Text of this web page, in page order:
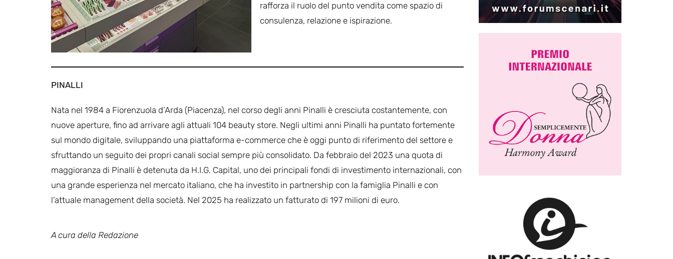
rafforza il ruolo del punto vendita come spazio di
consulenza, relazione e ispirazione.
PINALLI
Nata nel 1984 a Fiorenzuola d’Arda (Piacenza), nel corso degli anni Pinalli è cresciuta costantemente, con
nuove aperture, fino ad arrivare agli attuali 104 beauty store. Negli ultimi anni Pinalli ha puntato fortemente
sul mondo digitale, sviluppando una piattaforma e-commerce che è oggi punto di riferimento del settore e
sfruttando un seguito dei propri canali social sempre più consolidato. Da febbraio del 2023 una quota di
maggioranza di Pinalli è detenuta da H.I.G. Capital, uno dei principali fondi di investimento internazionali, con
una grande esperienza nel mercato italiano, che ha investito in partnership con la famiglia Pinalli e con
l’attuale management della società. Nel 2025 ha realizzato un fatturato di 197 milioni di euro.
A cura della Redazione